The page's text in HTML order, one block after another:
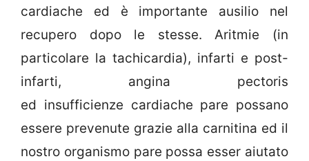
cardiache ed è importante ausilio nel
recupero dopo le stesse. Aritmie (in
particolare la tachicardia), infarti e post-
infarti, angina pectoris
ed insufficienze cardiache pare possano
essere prevenute grazie alla carnitina ed il
nostro organismo pare possa esser aiutato